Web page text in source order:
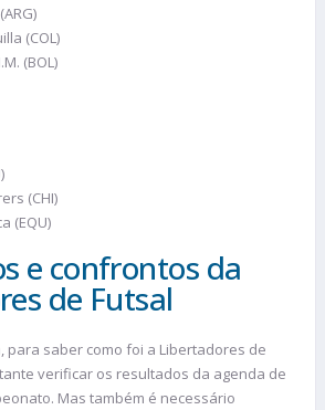
(COL)
(BOL)
(CHI)
(EQU)
e confrontos da
de Futsal
para saber como foi a Libertadores de
verificar os resultados da agenda de
Mas também é necessário